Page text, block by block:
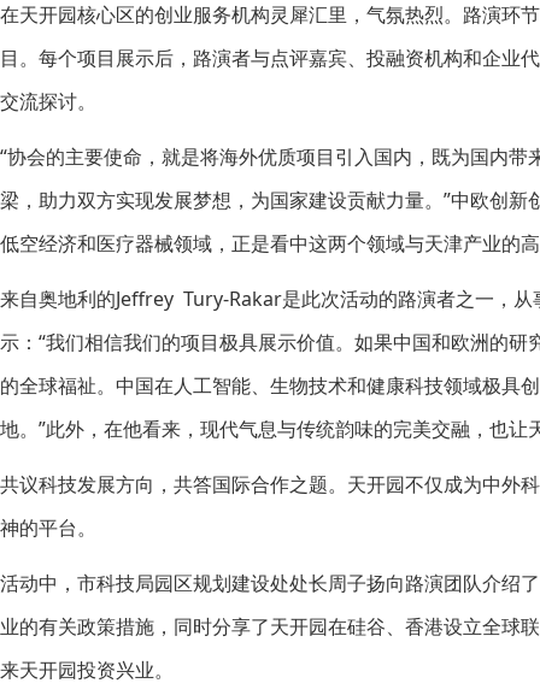
在天开园核心区的创业服务机构灵犀汇里，气氛热烈。路演环
目。每个项目展示后，路演者与点评嘉宾、投融资机构和企业
交流探讨。
“协会的主要使命，就是将海外优质项目引入国内，既为国内
梁，助力双方实现发展梦想，为国家建设贡献力量。”中欧创
低空经济和医疗器械领域，正是看中这两个领域与天津产业的
来自奥地利的Jeffrey Tury-Rakar是此次活动的路演者之一，
示：“我们相信我们的项目极具展示价值。如果中国和欧洲的
的全球福祉。中国在人工智能、生物技术和健康科技领域极具
地。”此外，在他看来，现代气息与传统韵味的完美交融，也让
共议科技发展方向，共答国际合作之题。天开园不仅成为中外
神的平台。
活动中，市科技局园区规划建设处处长周子扬向路演团队介绍
业的有关政策措施，同时分享了天开园在硅谷、香港设立全球
来天开园投资兴业。